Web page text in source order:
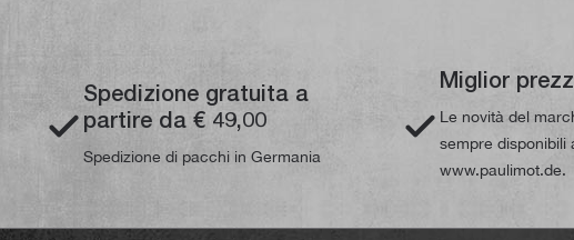
Spedizione gratuita a
partire da € 49,00
Spedizione di pacchi in Germania
Miglior
Le novità del
sempre disponibili
www.paulimot.de.